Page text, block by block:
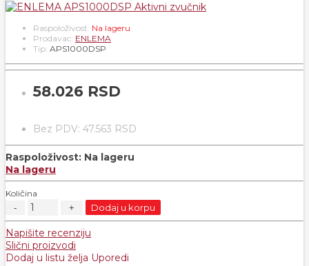
Raspoloživost: Na lageru
Prodavac: ENLEMA
Tip: APS1000DSP
58.026 RSD
Bez PDV: 47.563 RSD
Raspoloživost: Na lageru
Na lageru
Količina
Dodaj u korpu
Napišite recenziju
Slični proizvodi
Dodaj u listu želja Uporedi